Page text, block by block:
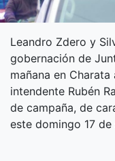
Leandro Zdero y
gobernación de
mañana en
intendente Rubén
de campaña, de
este domingo 17